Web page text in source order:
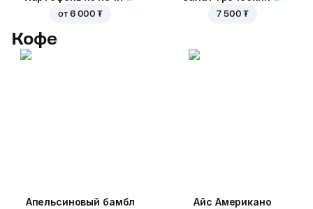
от 6 000 ₮ 7 500 ₮
Кофе
Апельсиновый бамбл Айс Американо